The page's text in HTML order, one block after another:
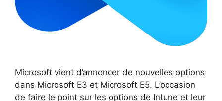
Microsoft vient d’annoncer de nouvelles options
dans Microsoft E3 et Microsoft E5. L’occasion
de faire le point sur les options de Intune et leur